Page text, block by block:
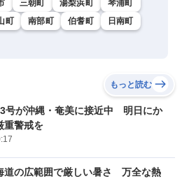
三朝町 湯梨浜町
琴浦町
町 南部町 伯耆町
日南町
もっと読む
号が沖縄・奄美に接近中 明日にか
重警戒を
道の広範囲で厳しい暑さ 万全な熱